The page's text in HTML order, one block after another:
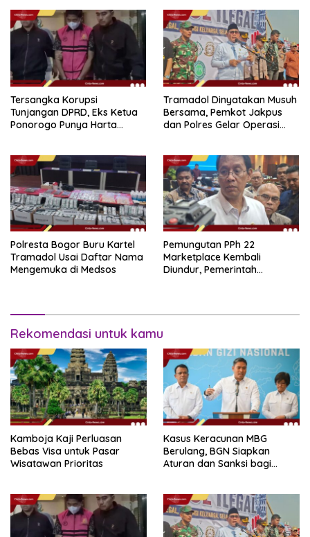
Tersangka Korupsi
Tunjangan DPRD, Eks Ketua
Ponorogo Punya Harta
Tramadol Dinyatakan Musuh
Bersama, Pemkot Jakpus
dan Polres Gelar Operasi
Polresta Bogor Buru Kartel
Tramadol Usai Daftar Nama
Mengemuka di Medsos
Pemungutan PPh 22
Marketplace Kembali
Diundur, Pemerintah
Rekomendasi untuk kamu
Kamboja Kaji Perluasan
Bebas Visa untuk Pasar
Wisatawan Prioritas
Kasus Keracunan MBG
Berulang, BGN Siapkan
Aturan dan Sanksi bagi